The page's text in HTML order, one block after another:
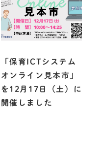
「保育ICTシステム
オンライン見本市」
を12月17日（土）に
開催しました